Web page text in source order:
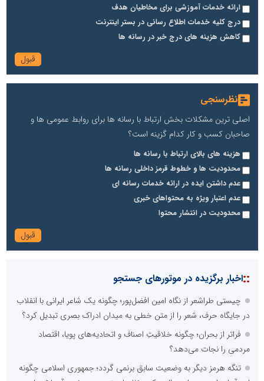
ارائه خدمات آموزشی برای مخاطیان هدف
درج کلیه خدمات اطلاع رسانی در بستر اینترنت
کاهش هزینه های درج خبر در رسانه ها
نظرسنجی
اصلی ترین مشکلات بخش ارتباط با رسانه ها برای روابط عمومی ها و
صاحبان کسب و کار کدام گزینه است؟
هزینه های بالای ارتباط با رسانه ها
محدودیت ها و خطوط قرمز داخلی رسانه ها
عدم داشتن ایده در ارائه خدمات رسانه ای
عدم اعتبار ویژه به محتواهای خبری
محدودیت در انتشار محتوا
::اخبار برگزیده در موتورهای جستجو
چیستی طراشعر از نگاه امین افضل‌پور؛ چگونه یک شاعر ایرانی با انقلاب
در جایگاه حرف، شعر را از متن خطی به میدان ادراک بصری تبدیل کرد؟
فراتر از بحران؛ چگونه خلاقیتِ اصناف و اتحادیه‌های پویا، اقتصاد
مردمی را نجات می‌دهد؟
تنگه هرمز دیگر به وضعیت سابق برنمی گردد؛ جمهوری اسلامی چگونه